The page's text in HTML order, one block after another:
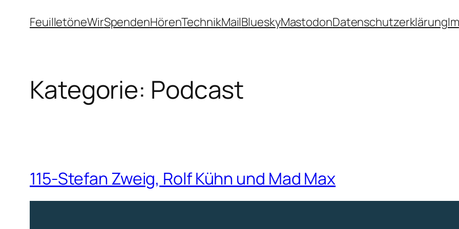
InhaltFeuilletöneWirSpendenHörenTechnikMailBlueskyMastodonDatenschutzerklärung
Kategorie: Podcast
115-Stefan Zweig, Rolf Kühn und Mad Max